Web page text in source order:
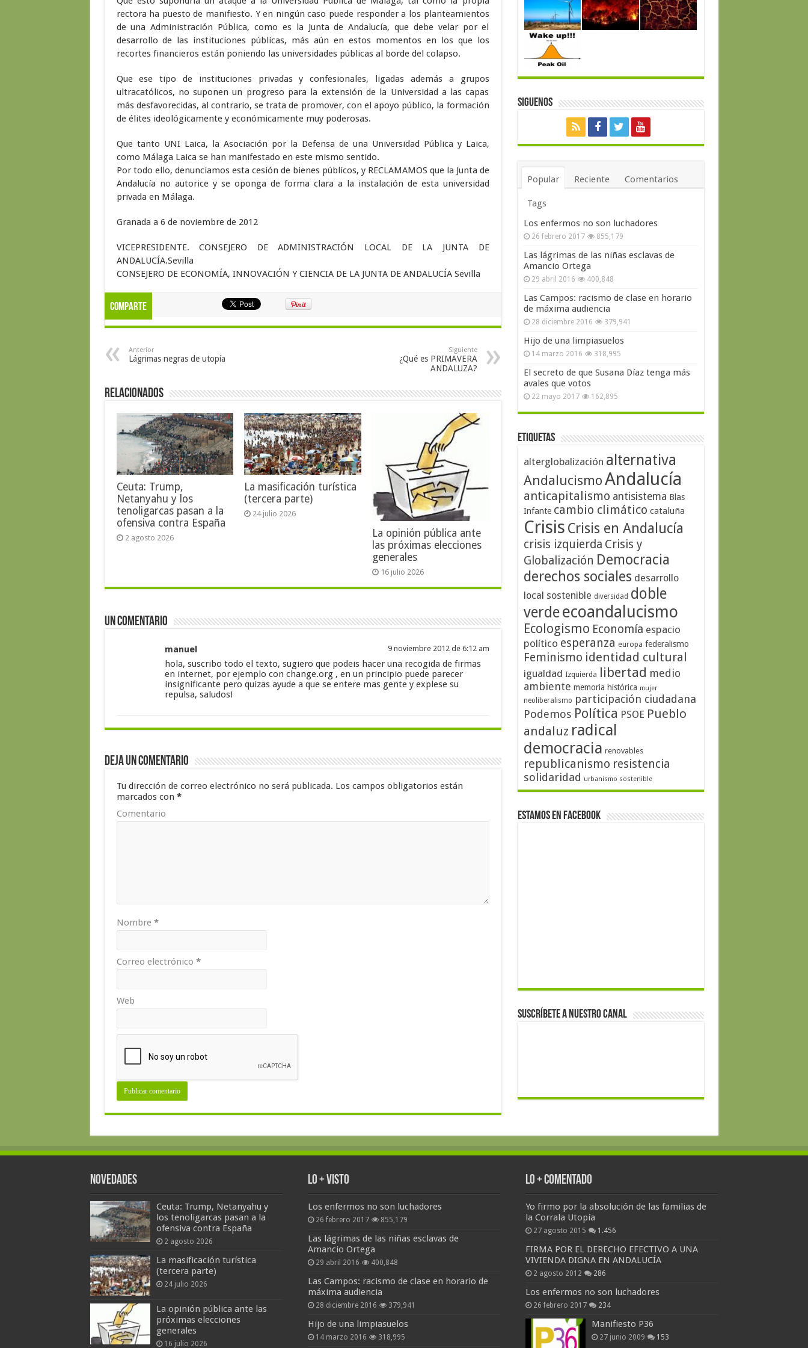
rectora ha puesto de manifiesto. Y en ningún caso puede responder a los planteamientos
de una Administración Pública, como es la Junta de Andalucía, que debe velar por el
desarrollo de las instituciones públicas, más aún en estos momentos en los que los
recortes financieros están poniendo las universidades públicas al borde del colapso.
Que ese tipo de instituciones privadas y confesionales, ligadas además a grupos
ultracatólicos, no suponen un progreso para la extensión de la Universidad a las capas
más desfavorecidas, al contrario, se trata de promover, con el apoyo público, la formación
de élites ideológicamente y económicamente muy poderosas.
Que tanto UNI Laica, la Asociación por la Defensa de una Universidad Pública y Laica,
como Málaga Laica se han manifestado en este mismo sentido.
Por todo ello, denunciamos esta cesión de bienes públicos, y RECLAMAMOS que la Junta de
Andalucía no autorice y se oponga de forma clara a la instalación de esta universidad
privada en Málaga.
Granada a 6 de noviembre de 2012
VICEPRESIDENTE. CONSEJERO DE ADMINISTRACIÓN LOCAL DE LA JUNTA DE
ANDALUCÍA.Sevilla
CONSEJERO DE ECONOMÍA, INNOVACIÓN Y CIENCIA DE LA JUNTA DE ANDALUCÍA Sevilla
Comparte
Anterior
Lágrimas negras de utopía
Siguiente
¿Qué es PRIMAVERA
ANDALUZA?
Relacionados
Ceuta: Trump,
Netanyahu y los
tenoligarcas pasan a la
ofensiva contra España
2 agosto 2026
La masificación turística
(tercera parte)
24 julio 2026
La opinión pública ante
las próximas elecciones
generales
16 julio 2026
Un comentario
manuel 9 noviembre 2012 de 6:12 am
hola, suscribo todo el texto, sugiero que podeis hacer una recogida de firmas
en internet, por ejemplo con change.org , en un principio puede parecer
insignificante pero quizas ayude a que se entere mas gente y explese su
repulsa, saludos!
Deja un comentario
Tu dirección de correo electrónico no será publicada. Los campos obligatorios están
marcados con *
Comentario
Nombre *
Correo electrónico *
Web
Siguenos
Popular Reciente Comentarios
Tags
Los enfermos no son luchadores
26 febrero 2017 855,179
Las lágrimas de las niñas esclavas de
Amancio Ortega
29 abril 2016 400,848
Las Campos: racismo de clase en horario
de máxima audiencia
28 diciembre 2016 379,941
Hijo de una limpiasuelos
14 marzo 2016 318,995
El secreto de que Susana Díaz tenga más
avales que votos
22 mayo 2017 162,895
Etiquetas
alterglobalización alternativa
AndalucismoAndalucía
anticapitalismo antisistema Blas
Infante cambio climático cataluña
Crisis Crisis en Andalucía
crisis izquierda Crisis y
Globalización Democracia
derechos sociales desarrollo
local sostenible diversidad doble
verdeecoandalucismo
Ecologismo Economía espacio
político esperanza europa federalismo
Feminismo identidad cultural
igualdad Izquierda libertad medio
ambiente memoria histórica mujer
neoliberalismo participación ciudadana
Podemos Política PSOE Pueblo
andaluz radical
democracia renovables
republicanismo resistencia
solidaridad urbanismo sostenible
Estamos en Facebook
Suscríbete a nuestro canal
Novedades
Ceuta: Trump, Netanyahu y
los tenoligarcas pasan a la
ofensiva contra España
2 agosto 2026
La masificación turística
(tercera parte)
24 julio 2026
La opinión pública ante las
próximas elecciones
generales
16 julio 2026
Lo + Visto
Los enfermos no son luchadores
26 febrero 2017 855,179
Las lágrimas de las niñas esclavas de
Amancio Ortega
29 abril 2016 400,848
Las Campos: racismo de clase en horario de
máxima audiencia
28 diciembre 2016 379,941
Hijo de una limpiasuelos
14 marzo 2016 318,995
Lo + Comentado
Yo firmo por la absolución de las familias de
la Corrala Utopía
27 agosto 2015 1.456
FIRMA POR EL DERECHO EFECTIVO A UNA
VIVIENDA DIGNA EN ANDALUCÍA
2 agosto 2012 286
Los enfermos no son luchadores
26 febrero 2017 234
Manifiesto P36
27 junio 2009 153